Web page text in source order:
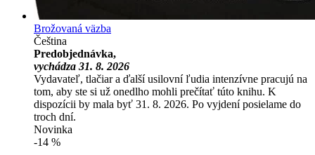
Brožovaná väzba
Čeština
Predobjednávka,
vychádza 31. 8. 2026
Vydavateľ, tlačiar a ďalší usilovní ľudia intenzívne pracujú na
tom, aby ste si už onedlho mohli prečítať túto knihu. K
dispozícii by mala byť 31. 8. 2026. Po vyjdení posielame do
troch dní.
Novinka
-14 %